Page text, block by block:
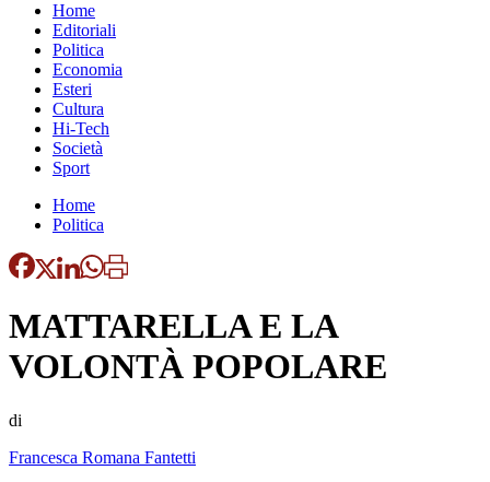
Home
Editoriali
Politica
Economia
Esteri
Cultura
Hi-Tech
Società
Sport
Home
Politica
MATTARELLA E LA
VOLONTÀ POPOLARE
di
Francesca Romana Fantetti